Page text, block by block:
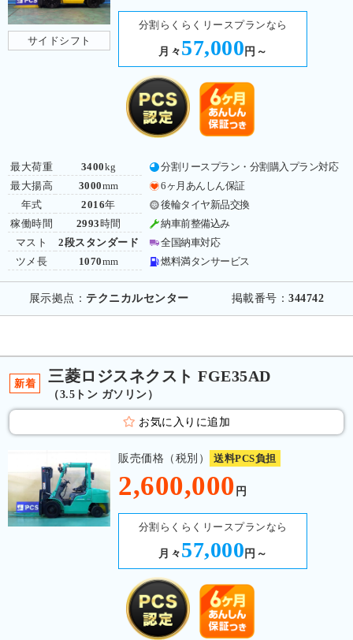
サイドシフト
分割らくらくリースプランなら
月々 57,000 円～
最大荷重
最大揚高
年式
稼働時間
マスト
ツメ長
3400kg
3000mm
2016年
2993 時間
2段スタンダード
1070mm
分割リースプラン・分割購入プラン対応
6ヶ月あんしん保証
後輪タイヤ新品交換
納車前整備込み
全国納車対応
燃料満タンサービス
展示拠点： テクニカルセンター 掲載番号：344742
新着 三菱ロジスネクスト FGE35AD
（3.5トン ガソリン）
お気に入りに追加
販売価格（税別） 送料PCS負担
2,600,000 円
分割らくらくリースプランなら
月々 57,000 円～